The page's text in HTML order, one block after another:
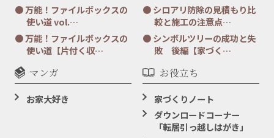
万能！ファイルボックスの
使い道 vol.…
万能！ファイルボックスの
使い道【片付く収…
シロアリ防除の見積もり比
較と施工の注意点…
シンボルツリーの成功と失
敗 後編【家づく…
マンガ
お家大好き
お役立ち
家づくりノート
ダウンロードコーナー
「転居引っ越しはがき」